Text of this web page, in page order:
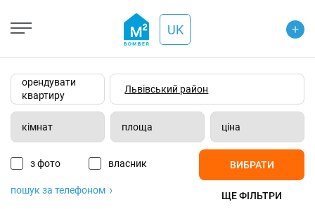
UK +
орендувати
квартиру
кімнат площа ціна
з фото власник
пошук за телефоном ЩЕ ФІЛЬТРИ
ВИБРАТИ
Open Street
Wiki-карта
Супутник
Транспорт
+
−